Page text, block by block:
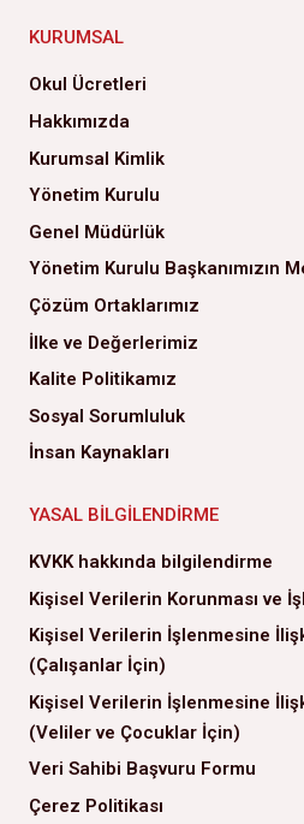
KURUMSAL
Okul Ücretleri
Hakkımızda
Kurumsal Kimlik
Yönetim Kurulu
Genel Müdürlük
Yönetim Kurulu Başkanımızın
Çözüm Ortaklarımız
İlke ve Değerlerimiz
Kalite Politikamız
Sosyal Sorumluluk
İnsan Kaynakları
YASAL BILGILENDIRME
KVKK hakkında bilgilendirme
Kişisel Verilerin Korunması ve
Kişisel Verilerin İşlenmesine
(Çalışanlar İçin)
Kişisel Verilerin İşlenmesine
(Veliler ve Çocuklar İçin)
Veri Sahibi Başvuru Formu
Çerez Politikası